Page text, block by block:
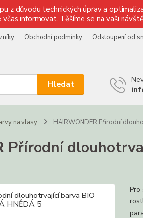
z důvodu technických úprav a
informovat. Těšíme se na vaši
Obchodní podmínky
Odstoupení od
Hledat
na vlasy HAIRWONDER Přírodní
Přírodní
Pro